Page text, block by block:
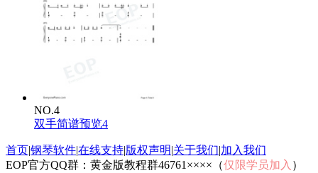
NO.4
双手简谱预览4
首页|钢琴软件|在线支持|版权声明|关于我们|加入我们
EOP官方QQ群：黄金版教程群46761××××（仅限学员加入 ）